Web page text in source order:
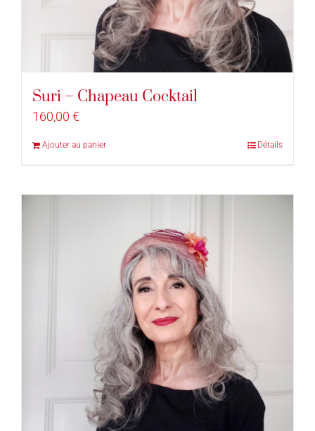
Suri – Chapeau Cocktail
160,00 €
Ajouter au panier Détails